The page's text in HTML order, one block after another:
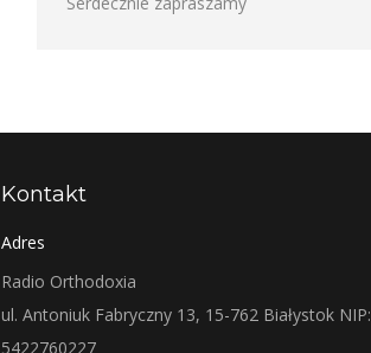
Kontakt
Adres
Radio Orthodoxia
ul. Antoniuk Fabryczny 13, 15-762 Białystok NIP:
5422760227